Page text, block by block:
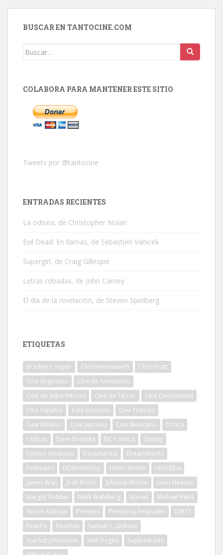
BUSCAR EN TANTOCINE.COM
Buscar:
COLABORA PARA MANTENER ESTE SITIO
Tweets por @tantocine
ENTRADAS RECIENTES
La odisea, de Christopher Nolan
Evil Dead: En llamas, de Sébastien Vanicek
Supergirl, de Craig Gillespie
Letras robadas, de John Carney
El día de la revelación, de Steven Spielberg
ETIQUETAS
Bradley Cooper Chris Hemsworth
Chris Pratt
Cine Argentino
Cine de Animación
Cine de Superhéroes
Cine de Terror
Cine Documental
Cine Español
Cine Europeo
Cine Francés
Cine Italiano
Cine Japonés Cine Mexicano
Crítica
Críticas
Dave Bautista DC Comics
Disney
Djimon Hounsou
Documental
DreamWorks
Festivales
FICMonterrey Helen Mirren
Idris Elba
James Wan
Josh Brolin Julianne Moore
Liam Neeson
Margot Robbie
Mark Wahlberg Marvel
Michael Peña
Nicole Kidman
Premios Premios y Festivales
QMTY
Reseña
Reseñas
Samuel L. Jackson
Scarlett Johansson
Seth Rogen
Superhéroes